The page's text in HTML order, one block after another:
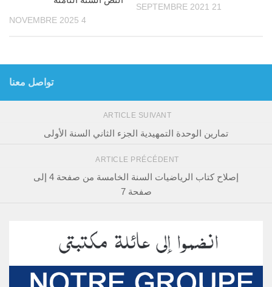
4 NOVEMBRE 2025
21 SEPTEMBRE 2021
تواصل معنا
ARTICLE SUIVANT
تمارين الوحدة التمهيدية الجزء الثاني السنة الأولى
ARTICLE PRÉCÉDENT
إصلاح كتاب الرياضيات السنة الخامسة من صفحة 4 إلى
صفحة 7